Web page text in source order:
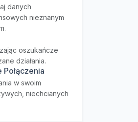
danych
nieznanym
oszukańcze
działania.
w swoim
niechcianych